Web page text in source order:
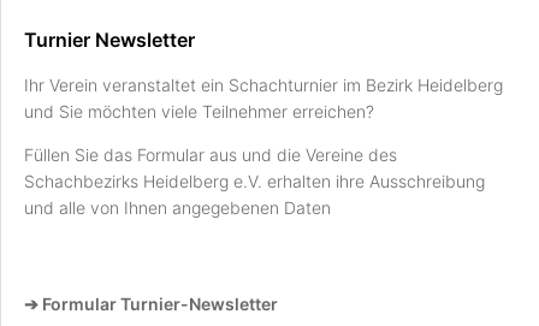
Turnier Newsletter
Ihr Verein veranstaltet ein Schachturnier im Bezirk Heidelberg
und Sie möchten viele Teilnehmer erreichen?
Füllen Sie das Formular aus und die Vereine des
Schachbezirks Heidelberg e.V. erhalten ihre Ausschreibung
und alle von Ihnen angegebenen Daten
➔ Formular Turnier-Newsletter